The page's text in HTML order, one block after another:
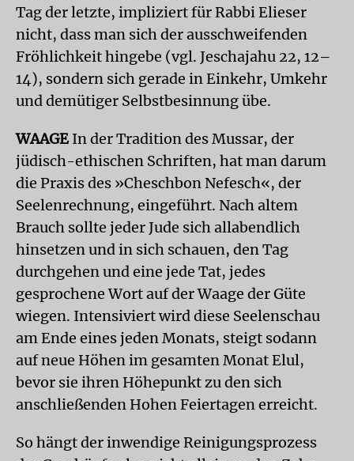
Tag der letzte, impliziert für Rabbi Elieser
nicht, dass man sich der ausschweifenden
Fröhlichkeit hingebe (vgl. Jeschajahu 22, 12–
14), sondern sich gerade in Einkehr, Umkehr
und demütiger Selbstbesinnung übe.
WAAGE In der Tradition des Mussar, der
jüdisch-ethischen Schriften, hat man darum
die Praxis des »Cheschbon Nefesch«, der
Seelenrechnung, eingeführt. Nach altem
Brauch sollte jeder Jude sich allabendlich
hinsetzen und in sich schauen, den Tag
durchgehen und eine jede Tat, jedes
gesprochene Wort auf der Waage der Güte
wiegen. Intensiviert wird diese Seelenschau
am Ende eines jeden Monats, steigt sodann
auf neue Höhen im gesamten Monat Elul,
bevor sie ihren Höhepunkt zu den sich
anschließenden Hohen Feiertagen erreicht.
So hängt der inwendige Reinigungsprozess